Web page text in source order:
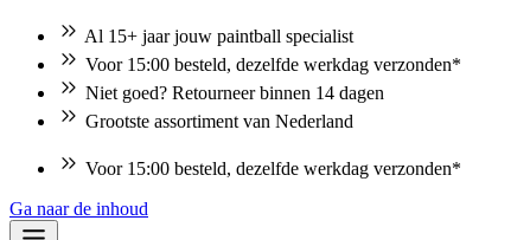
Al 15+ jaar jouw paintball specialist
Voor 15:00 besteld, dezelfde werkdag verzonden*
Niet goed? Retourneer binnen 14 dagen
Grootste assortiment van Nederland
Voor 15:00 besteld, dezelfde werkdag verzonden*
Ga naar de inhoud